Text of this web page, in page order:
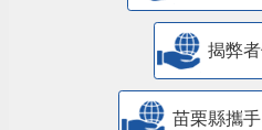
揭弊
苗栗縣攜